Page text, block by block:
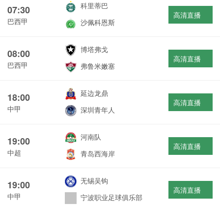
07:30
巴西甲
科里蒂巴
沙佩科恩斯
高清直播
08:00
巴西甲
博塔弗戈
弗鲁米嫩塞
高清直播
18:00
中甲
延边龙鼎
深圳青年人
高清直播
19:00
中超
河南队
青岛西海岸
高清直播
19:00
中甲
无锡吴钩
宁波职业足球俱乐部
高清直播